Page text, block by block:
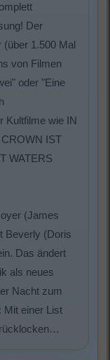
Der
(über 1.500 Mal
von Filmen
oder "Eine
Kultfilme wie IN
IST
WATERS
(James
Beverly (Doris
Das ändert
als neues
Nacht zum
Mit einer List